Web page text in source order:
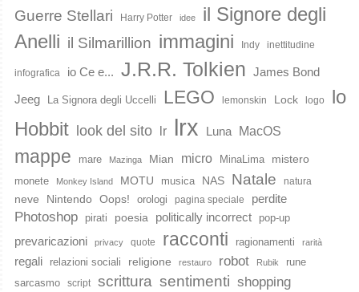
Guerre Stellari Harry Potter idee
il Signore degli
Anelli il Silmarillion immagini Indy inettitudine
infografica io Ce e... J.R.R. Tolkien James Bond
Jeeg La Signora degli Uccelli LEGO lemonskin Lock logo
lo
Hobbit look del sito lr lrx Luna MacOS
mappe mare Mazinga Mian micro MinaLima mistero
monete Monkey Island MOTU musica NAS Natale natura
neve Nintendo Oops! orologi pagina speciale perdite
Photoshop pirati poesia politically incorrect pop-up
prevaricazioni privacy quote racconti ragionamenti rarità
regali relazioni sociali religione restauro robot Rubik
rune
sarcasmo
script scrittura sentimenti shopping